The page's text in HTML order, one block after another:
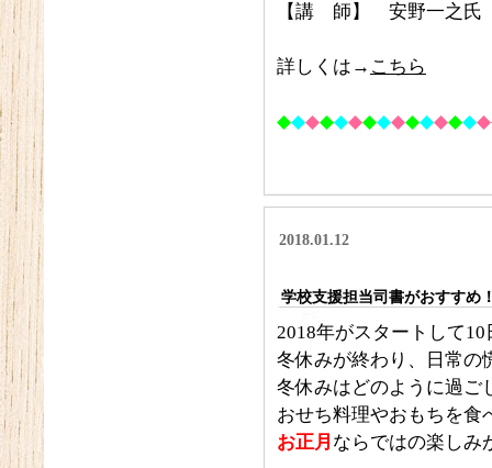
【講 師】 安野一之氏
詳しくは→ こちら
◆◆◆◆◆◆◆◆◆◆◆◆◆◆◆
2018.01.12
学校支援担当司書がおすすめ
2018年がスタートして
冬休みが終わり、日常の
冬休みはどのように過ご
おせち料理やおもちを食
お正月 ならではの楽しみ